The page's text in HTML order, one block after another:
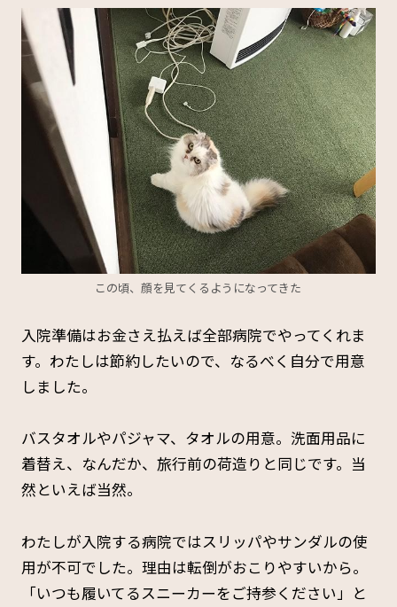
この頃、顔を見てくるようになってきた
入院準備はお金さえ払えば全部病院でやってくれま
す。わたしは節約したいので、なるべく自分で用意
しました。
バスタオルやパジャマ、タオルの用意。洗面用品に
着替え、なんだか、旅行前の荷造りと同じです。当
然といえば当然。
わたしが入院する病院ではスリッパやサンダルの使
用が不可でした。理由は転倒がおこりやすいから。
「いつも履いてるスニーカーをご持参ください」と